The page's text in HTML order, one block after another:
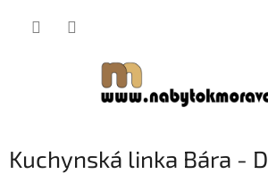
Kuchynská linka Bára - D